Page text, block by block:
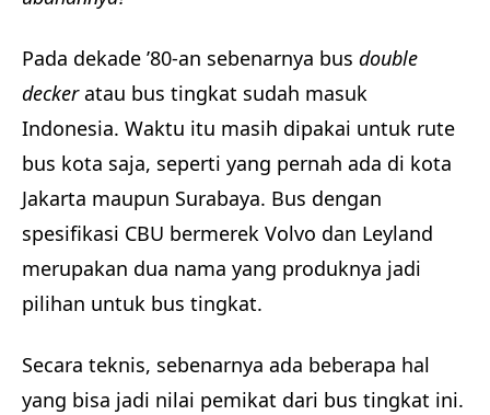
Pada dekade ’80-an sebenarnya bus double
deckeratau bus tingkat sudah masuk
Indonesia. Waktu itu masih dipakai untuk rute
bus kota saja, seperti yang pernah ada di kota
Jakarta maupun Surabaya. Bus dengan
spesifikasi CBU bermerek Volvo dan Leyland
merupakan dua nama yang produknya jadi
pilihan untuk bus tingkat.
Secara teknis, sebenarnya ada beberapa hal
yang bisa jadi nilai pemikat dari bus tingkat ini.